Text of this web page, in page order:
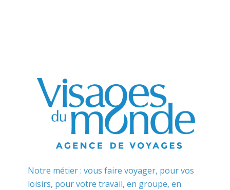
Notre métier : vous faire voyager, pour vos
loisirs, pour votre travail, en groupe, en